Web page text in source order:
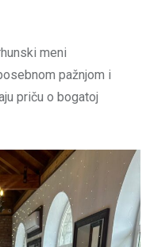
meni
pažnjom i
priču o bogatoj